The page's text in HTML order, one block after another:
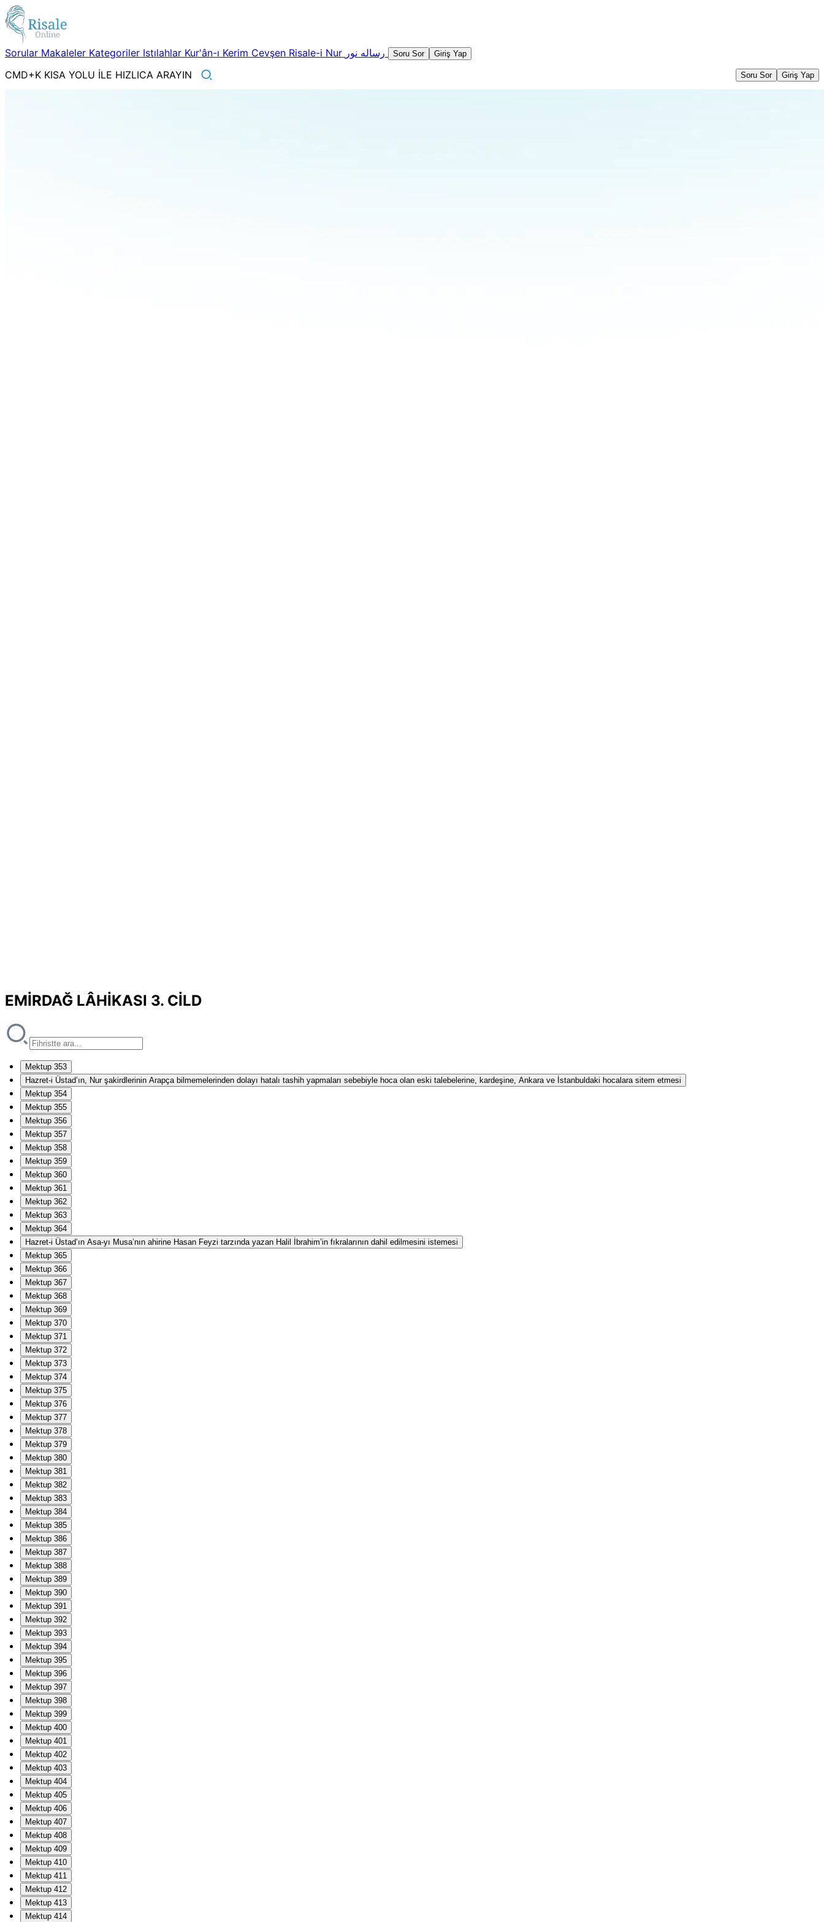
Sorular Makaleler Kategoriler Istılahlar Kur'ân-ı Kerim Cevşen Risale-i Nur Soru Sor Giriş Yap
CMD+K KISA YOLU İLE HIZLICA ARAYIN Soru Sor Giriş Yap
EMİRDAĞ LÂHİKASI 3. CİLD
Mektup 353
Hazret-i Üstad’ın, Nur şakirdlerinin Arapça bilmemelerinden dolayı hatalı tashih yapmaları sebebiyle hoca olan eski talebelerine, kardeşine, Ankara ve İstanbuldaki hocalara sitem etmesi
Mektup 354
Mektup 355
Mektup 356
Mektup 357
Mektup 358
Mektup 359
Mektup 360
Mektup 361
Mektup 362
Mektup 363
Mektup 364
Hazret-i Üstad’ın Asa-yı Musa’nın ahirine Hasan Feyzi tarzında yazan Halil İbrahim’in fıkralarının dahil edilmesini istemesi
Mektup 365
Mektup 366
Mektup 367
Mektup 368
Mektup 369
Mektup 370
Mektup 371
Mektup 372
Mektup 373
Mektup 374
Mektup 375
Mektup 376
Mektup 377
Mektup 378
Mektup 379
Mektup 380
Mektup 381
Mektup 382
Mektup 383
Mektup 384
Mektup 385
Mektup 386
Mektup 387
Mektup 388
Mektup 389
Mektup 390
Mektup 391
Mektup 392
Mektup 393
Mektup 394
Mektup 395
Mektup 396
Mektup 397
Mektup 398
Mektup 399
Mektup 400
Mektup 401
Mektup 402
Mektup 403
Mektup 404
Mektup 405
Mektup 406
Mektup 407
Mektup 408
Mektup 409
Mektup 410
Mektup 411
Mektup 412
Mektup 413
Mektup 414